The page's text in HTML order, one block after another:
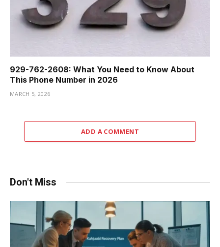
929-762-2608: What You Need to Know About
This Phone Number in 2026
MARCH 5, 2026
ADD A COMMENT
Don't Miss